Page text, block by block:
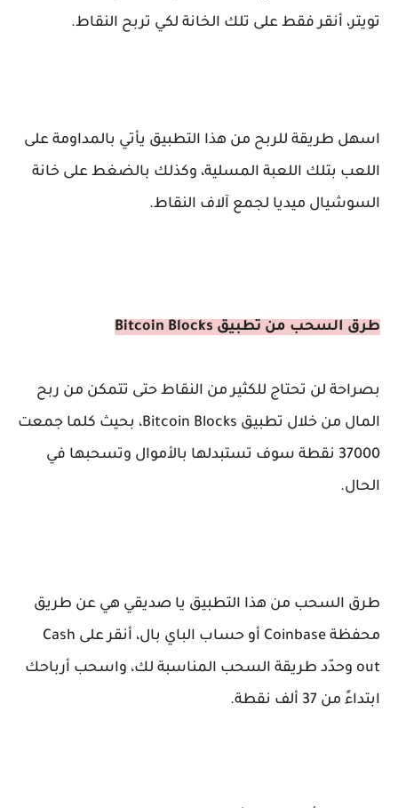
تويتر، أنقر فقط على تلك الخانة لكي تربح النقاط.
اسهل طريقة للربح من هذا التطبيق يأتي بالمداومة على
اللعب بتلك اللعبة المسلية، وكذلك بالضغط على خانة
السوشيال ميديا لجمع آلاف النقاط.
طرق السحب من تطبيق Bitcoin Blocks
بصراحة لن تحتاج للكثير من النقاط حتى تتمكن من ربح
المال
من خلال تطبيق Bitcoin Blocks، بحيث كلما جمعت
37000 نقطة سوف تستبدلها بالأموال وتسحبها في
الحال.
طرق السحب من هذا التطبيق يا صديقي هي عن طريق
محفظة Coinbase أو حساب الباي بال، أنقر على Cash
out وحدّد طريقة السحب المناسبة لك، واسحب أرباحك
ابتداءً من 37 ألف نقطة.